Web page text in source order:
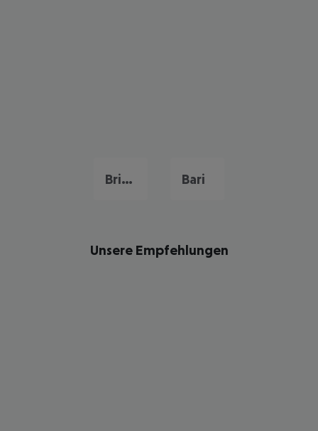
Brindisi Bari
Unsere Empfehlungen